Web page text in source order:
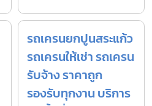
รถเครนยกปูนสระแก้ว
รถเครนให้เช่า รถเครน
รับจ้าง ราคาถูก
รองรับทุกงาน บริการ